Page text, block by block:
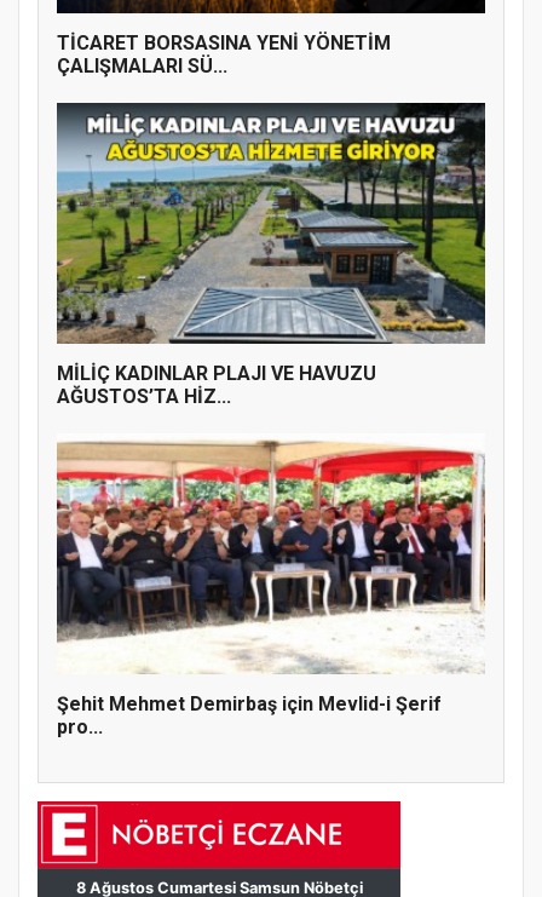
TİCARET BORSASINA YENİ YÖNETİM
ÇALIŞMALARI SÜ...
MİLİÇ KADINLAR PLAJI VE HAVUZU
AĞUSTOS’TA HİZ...
Şehit Mehmet Demirbaş için Mevlid-i Şerif
pro...